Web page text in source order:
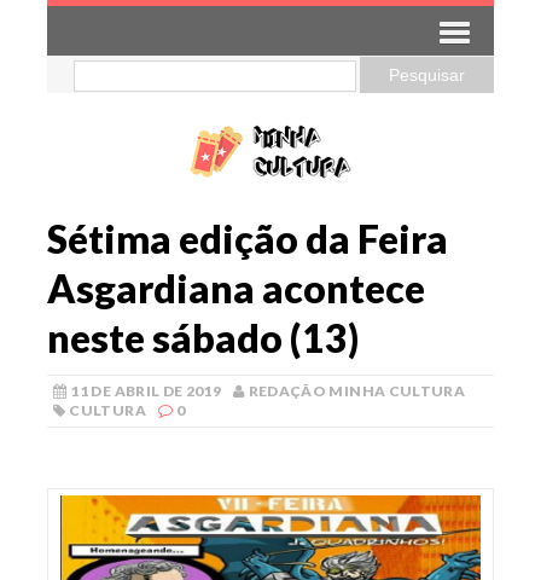
Sétima edição da Feira
Asgardiana acontece
neste sábado (13)
11 DE ABRIL DE 2019
REDAÇÃO MINHA CULTURA
CULTURA
0